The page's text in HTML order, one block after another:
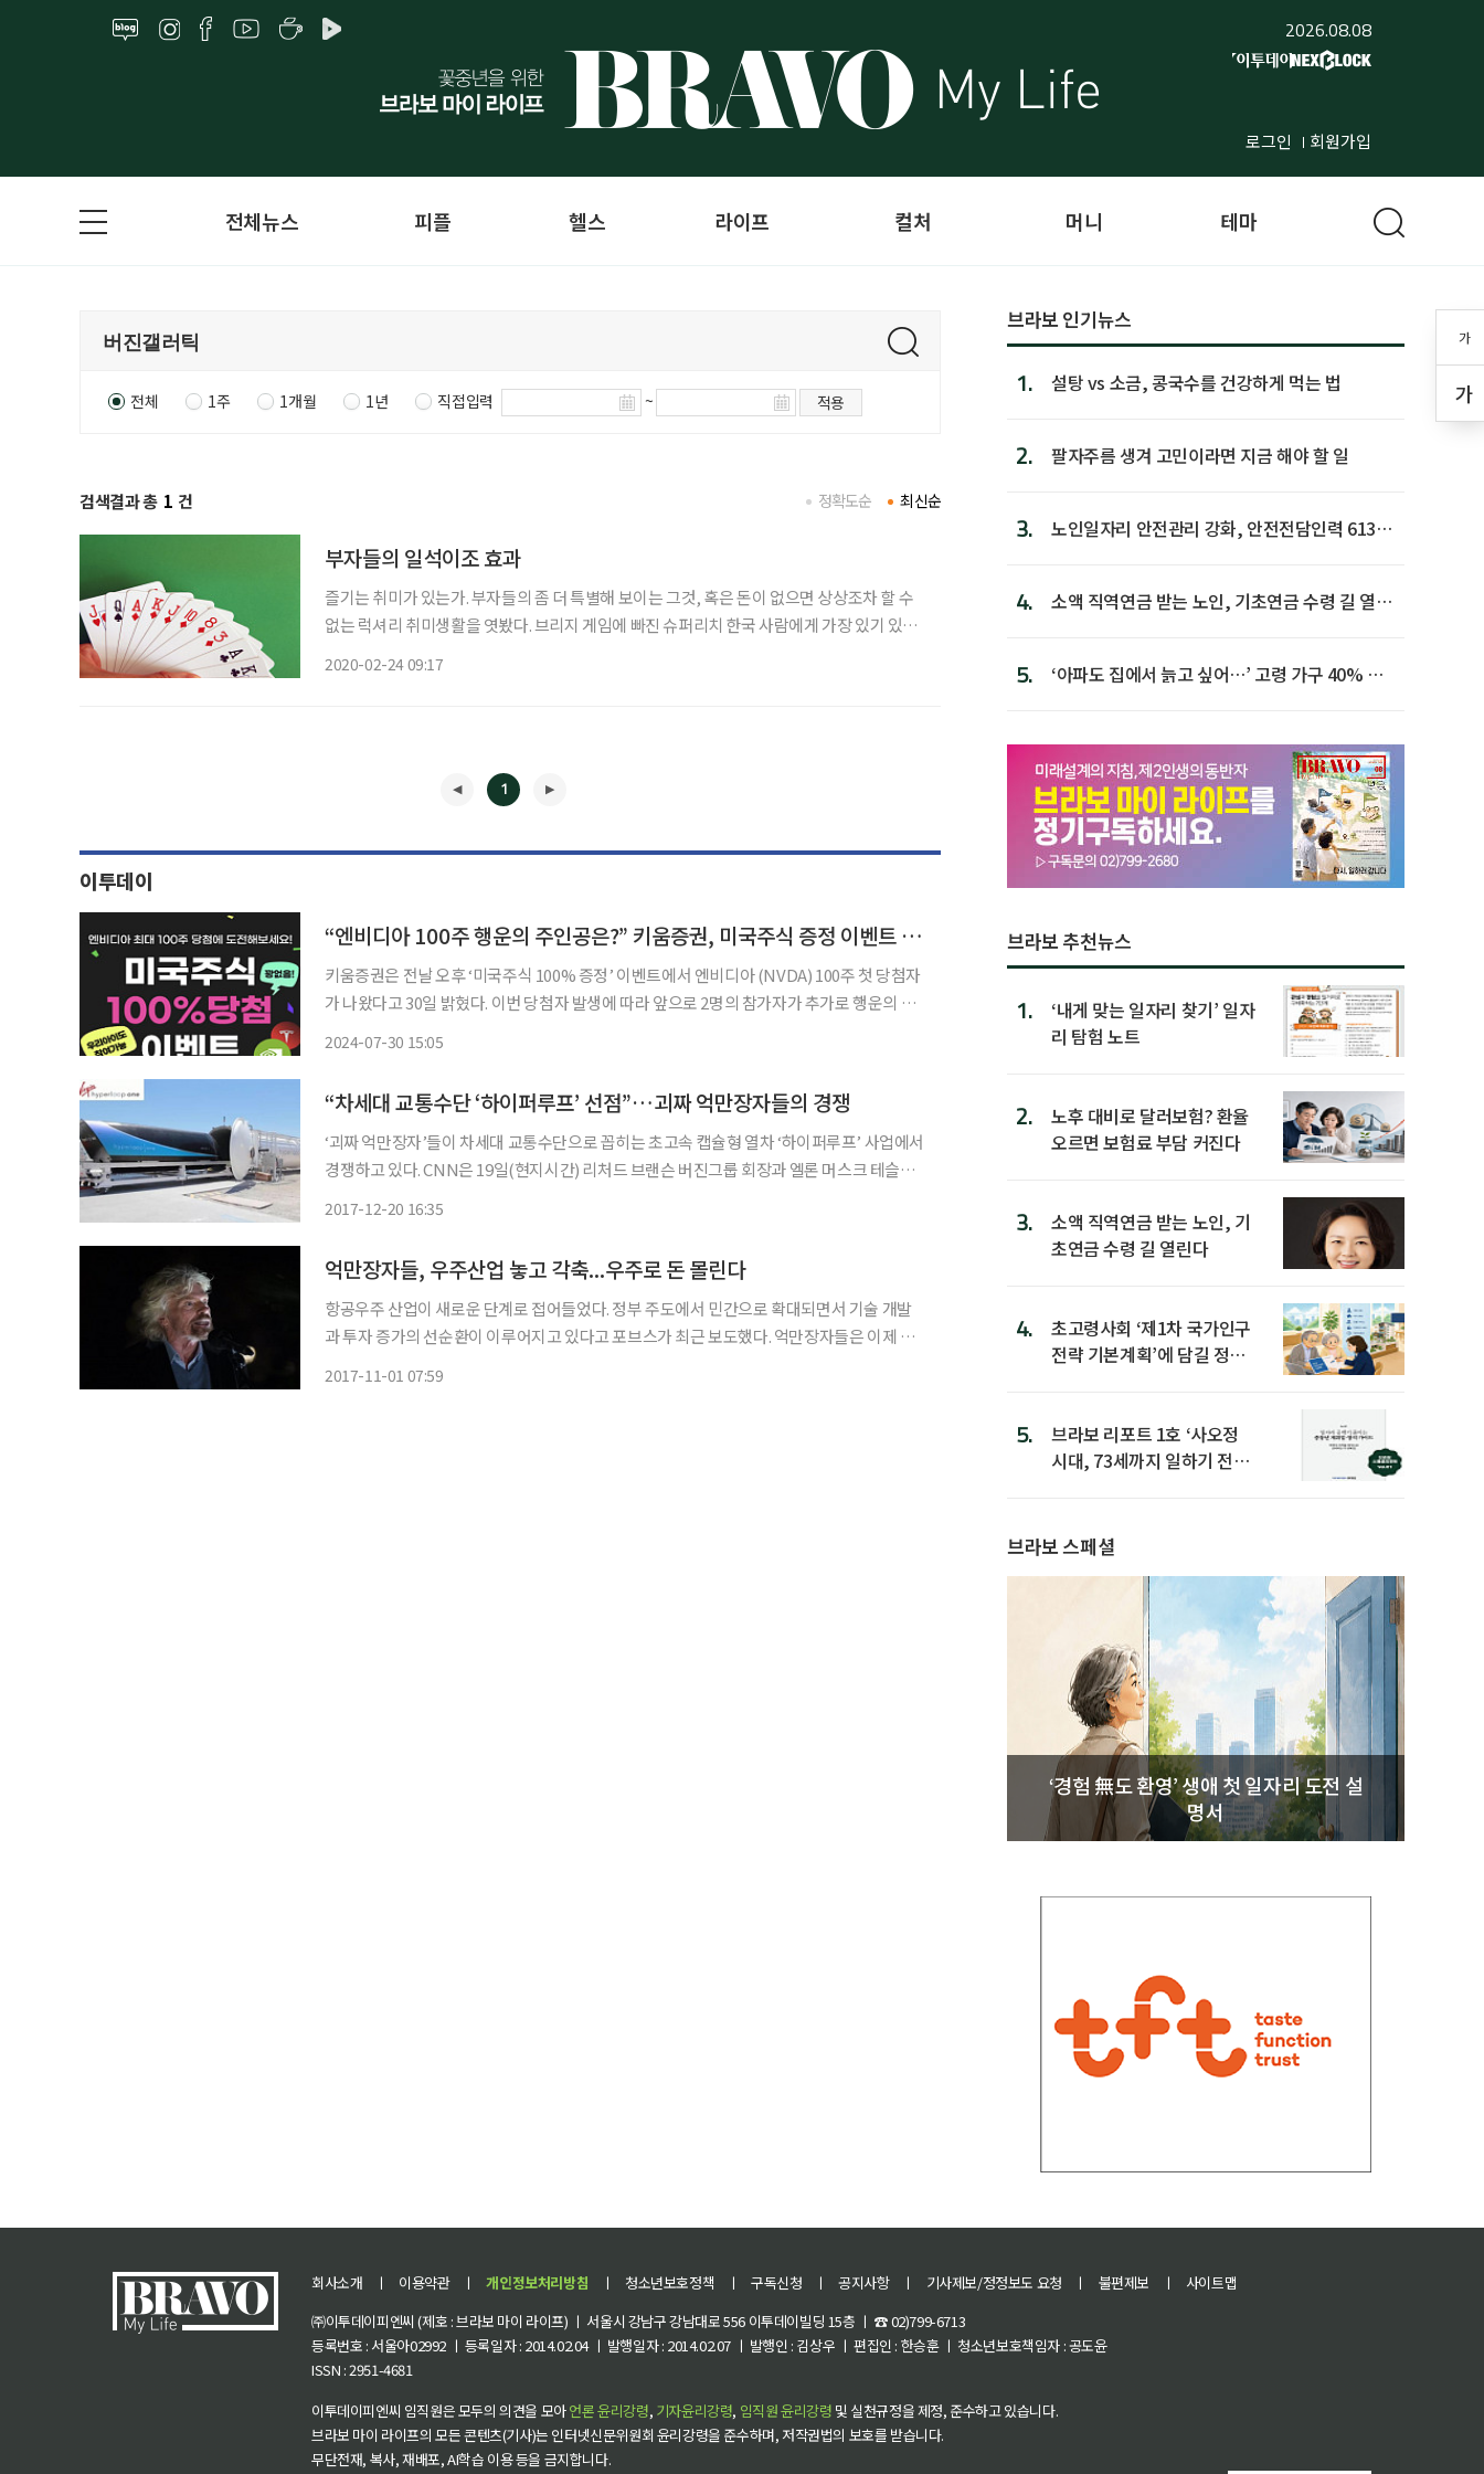
2026.08.08
로그인 회원가입
가
가
전체뉴스 피플 헬스 라이프 컬처 머니 테마
전체 1주 1개월 1년 직접입력 ~ 적용
검색결과 총 1 건 최신순
정확도순
부자들의 일석이조 효과
즐기는 취미가 있는가. 부자들의 좀 더 특별해 보이는 그것, 혹은 돈이 없으면 상상조차 할 수
없는 럭셔리 취미생활을 엿봤다. 브리지 게임에 빠진 슈퍼리치 한국 사람에게 가장 있기 있는
2020-02-24 09:17
1
이투데이
“엔비디아 100주 행운의 주인공은?” 키움증권, 미국주식 증정 이벤트 첫 당첨자 발표
키움증권은 전날 오후 ‘미국주식 100% 증정’ 이벤트에서 엔비디아 (NVDA) 100주 첫 당첨자
가 나왔다고 30일 밝혔다. 이번 당첨자 발생에 따라 앞으로 2명의 참가자가 추가로 행운의 주
2024-07-30 15:05
“차세대 교통수단 ‘하이퍼루프’ 선점”…괴짜 억만장자들의 경쟁
‘괴짜 억만장자’들이 차세대 교통수단으로 꼽히는 초고속 캡슐형 열차 ‘하이퍼루프’ 사업에서
경쟁하고 있다. CNN은 19일(현지시간) 리처드 브랜슨 버진그룹 회장과 엘론 머스크 테슬라
2017-12-20 16:35
억만장자들, 우주산업 놓고 각축...우주로 돈 몰린다
항공우주 산업이 새로운 단계로 접어들었다. 정부 주도에서 민간으로 확대되면서 기술 개발
과 투자 증가의 선순환이 이루어지고 있다고 포브스가 최근 보도했다. 억만장자들은 이제 지
2017-11-01 07:59
브라보 인기뉴스
1. 설탕 vs 소금, 콩국수를 건강하게 먹는 법
2. 팔자주름 생겨 고민이라면 지금 해야 할 일
3.
노인일자리 안전관리 강화, 안전전담인력 613명
4.
소액 직역연금 받는 노인, 기초연금 수령 길 열린
5.
‘아파도 집에서 늙고 싶어…’ 고령 가구 40% 노
브라보 추천뉴스
1.
‘내게 맞는 일자리 찾기’ 일자
리 탐험 노트
2.
노후 대비로 달러보험? 환율
오르면 보험료 부담 커진다
3.
소액 직역연금 받는 노인, 기
초연금 수령 길 열린다
4.
초고령사회 ‘제1차 국가인구
전략 기본계획’에 담길 정책
5.
브라보 리포트 1호 ‘사오정
시대, 73세까지 일하기 전략’
브라보 스페셜
‘경험 無도 환영’ 생애 첫 일자리 도전 설
명서
회사소개 ㅣ 이용약관 ㅣ 개인정보처리방침 ㅣ 청소년보호정책 ㅣ 구독신청 ㅣ 공지사항 ㅣ 기사제보/정정보도 요청 ㅣ 불편제보 ㅣ
사이트맵
㈜이투데이피엔씨 (제호 : 브라보 마이 라이프) ㅣ 서울시 강남구 강남대로 556 이투데이빌딩 15층 ㅣ ☎ 02)799-6713
등록번호 : 서울아02992 ㅣ 등록일자 : 2014.02.04 ㅣ 발행일자 : 2014.02.07 ㅣ 발행인 : 김상우 ㅣ 편집인 : 한승훈 ㅣ 청소년보호책임자 : 공도윤
ISSN : 2951-4681
이투데이피엔씨 임직원은 모두의 의견을 모아언론 윤리강령, 기자윤리강령, 임직원 윤리강령 및 실천규정을 제정, 준수하고 있습니다.
브라보 마이 라이프의 모든 콘텐츠(기사)는 인터넷신문위원회 윤리강령을 준수하며, 저작권법의 보호를 받습니다.
무단전재, 복사, 재배포, AI학습 이용 등을 금지합니다.